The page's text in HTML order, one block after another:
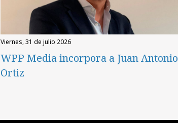
viernes, 31 de julio 2026
WPP Media incorpora a Juan Antonio
Ortiz